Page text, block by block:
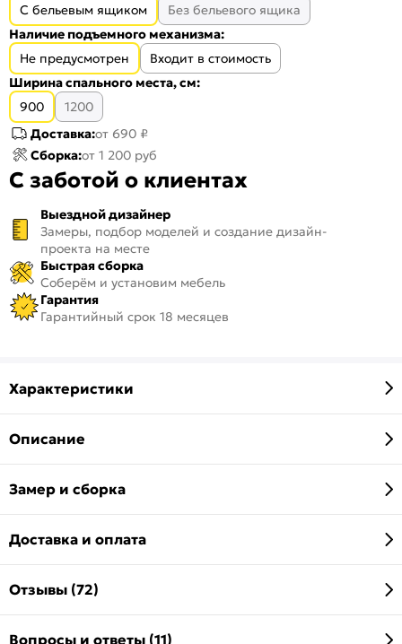
С бельевым ящиком
Без бельевого ящика
Наличие подъемного механизма:
Не предусмотрен
Входит в стоимость
Ширина спального места, см:
900
1200
Доставка:от 690 ₽
Сборка:от 1 200 руб
С заботой о клиентах
Выездной дизайнер
Замеры, подбор моделей и создание дизайн-
проекта на месте
Быстрая сборка
Соберём и установим мебель
Гарантия
Гарантийный срок 18 месяцев
Характеристики
Описание
Замер и сборка
Доставка и оплата
Отзывы (72)
Вопросы и ответы (11)